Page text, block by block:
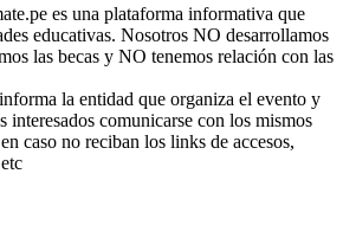
es una plataforma informativa que
educativas. Nosotros NO desarrollamos
las becas y NO tenemos relación con las
la entidad que organiza el evento y
interesados comunicarse con los mismos
caso no reciban los links de accesos,